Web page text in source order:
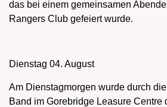
das bei einem gemeinsamen
Rangers Club gefeiert wurde.
Dienstag 04. August
Am Dienstagmorgen wurde durch
Band im Gorebridge Leasure Centre